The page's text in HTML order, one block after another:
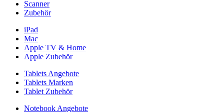
Scanner
Zubehör
iPad
Mac
Apple TV & Home
Apple Zubehör
Tablets Angebote
Tablets Marken
Tablet Zubehör
Notebook Angebote